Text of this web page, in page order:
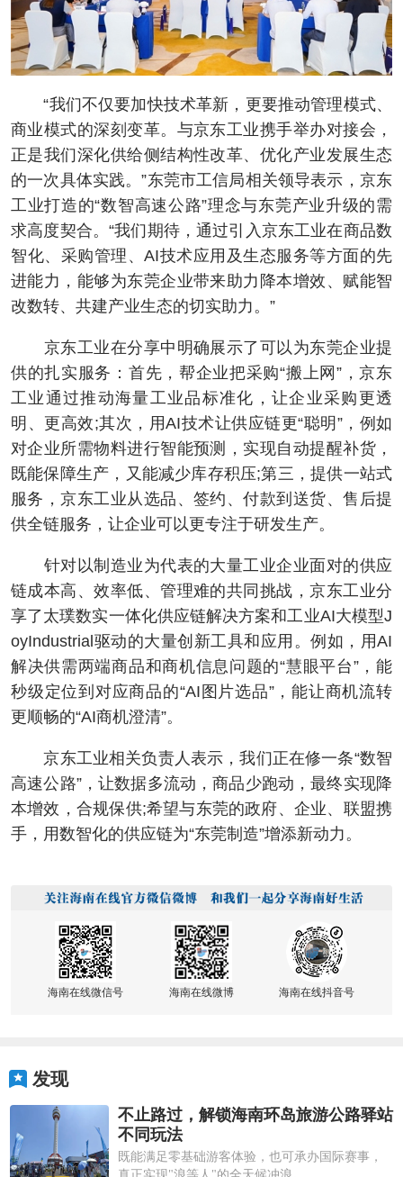
“我们不仅要加快技术革新，更要推动管理模式、
商业模式的深刻变革。与京东工业携手举办对接会，
正是我们深化供给侧结构性改革、优化产业发展生态
的一次具体实践。”东莞市工信局相关领导表示，京东
工业打造的“数智高速公路”理念与东莞产业升级的需
求高度契合。“我们期待，通过引入京东工业在商品数
智化、采购管理、AI技术应用及生态服务等方面的先
进能力，能够为东莞企业带来助力降本增效、赋能智
改数转、共建产业生态的切实助力。”
京东工业在分享中明确展示了可以为东莞企业提
供的扎实服务：首先，帮企业把采购“搬上网”，京东
工业通过推动海量工业品标准化，让企业采购更透
明、更高效;其次，用AI技术让供应链更“聪明”，例如
对企业所需物料进行智能预测，实现自动提醒补货，
既能保障生产，又能减少库存积压;第三，提供一站式
服务，京东工业从选品、签约、付款到送货、售后提
供全链服务，让企业可以更专注于研发生产。
针对以制造业为代表的大量工业企业面对的供应
链成本高、效率低、管理难的共同挑战，京东工业分
享了太璞数实一体化供应链解决方案和工业AI大模型J
oyIndustrial驱动的大量创新工具和应用。例如，用AI
解决供需两端商品和商机信息问题的“慧眼平台”，能
秒级定位到对应商品的“AI图片选品”，能让商机流转
更顺畅的“AI商机澄清”。
京东工业相关负责人表示，我们正在修一条“数智
高速公路”，让数据多流动，商品少跑动，最终实现降
本增效，合规保供;希望与东莞的政府、企业、联盟携
手，用数智化的供应链为“东莞制造”增添新动力。
海南在线微信号 海南在线微博 海南在线抖音号
发现
不止路过，解锁海南环岛旅游公路驿站
不同玩法
既能满足零基础游客体验，也可承办国际赛事，